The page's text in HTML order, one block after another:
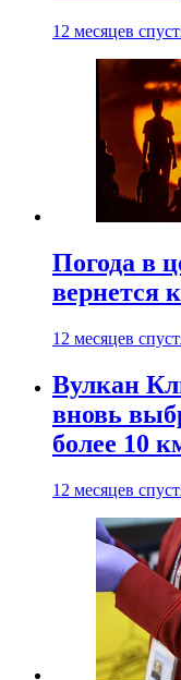
12 месяцев
Погода в
вернется
12 месяцев
Вулкан
вновь
более 10
12 месяцев